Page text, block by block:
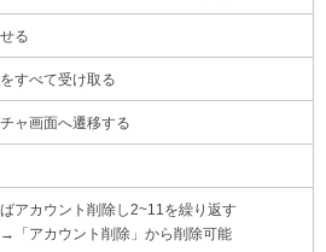
る
すべて受け取る
ャ画面へ遷移する
アカウント削除し2~11を繰り返す
アカウント削除」から削除可能